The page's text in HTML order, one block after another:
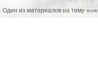
Один из материалов на тему wow